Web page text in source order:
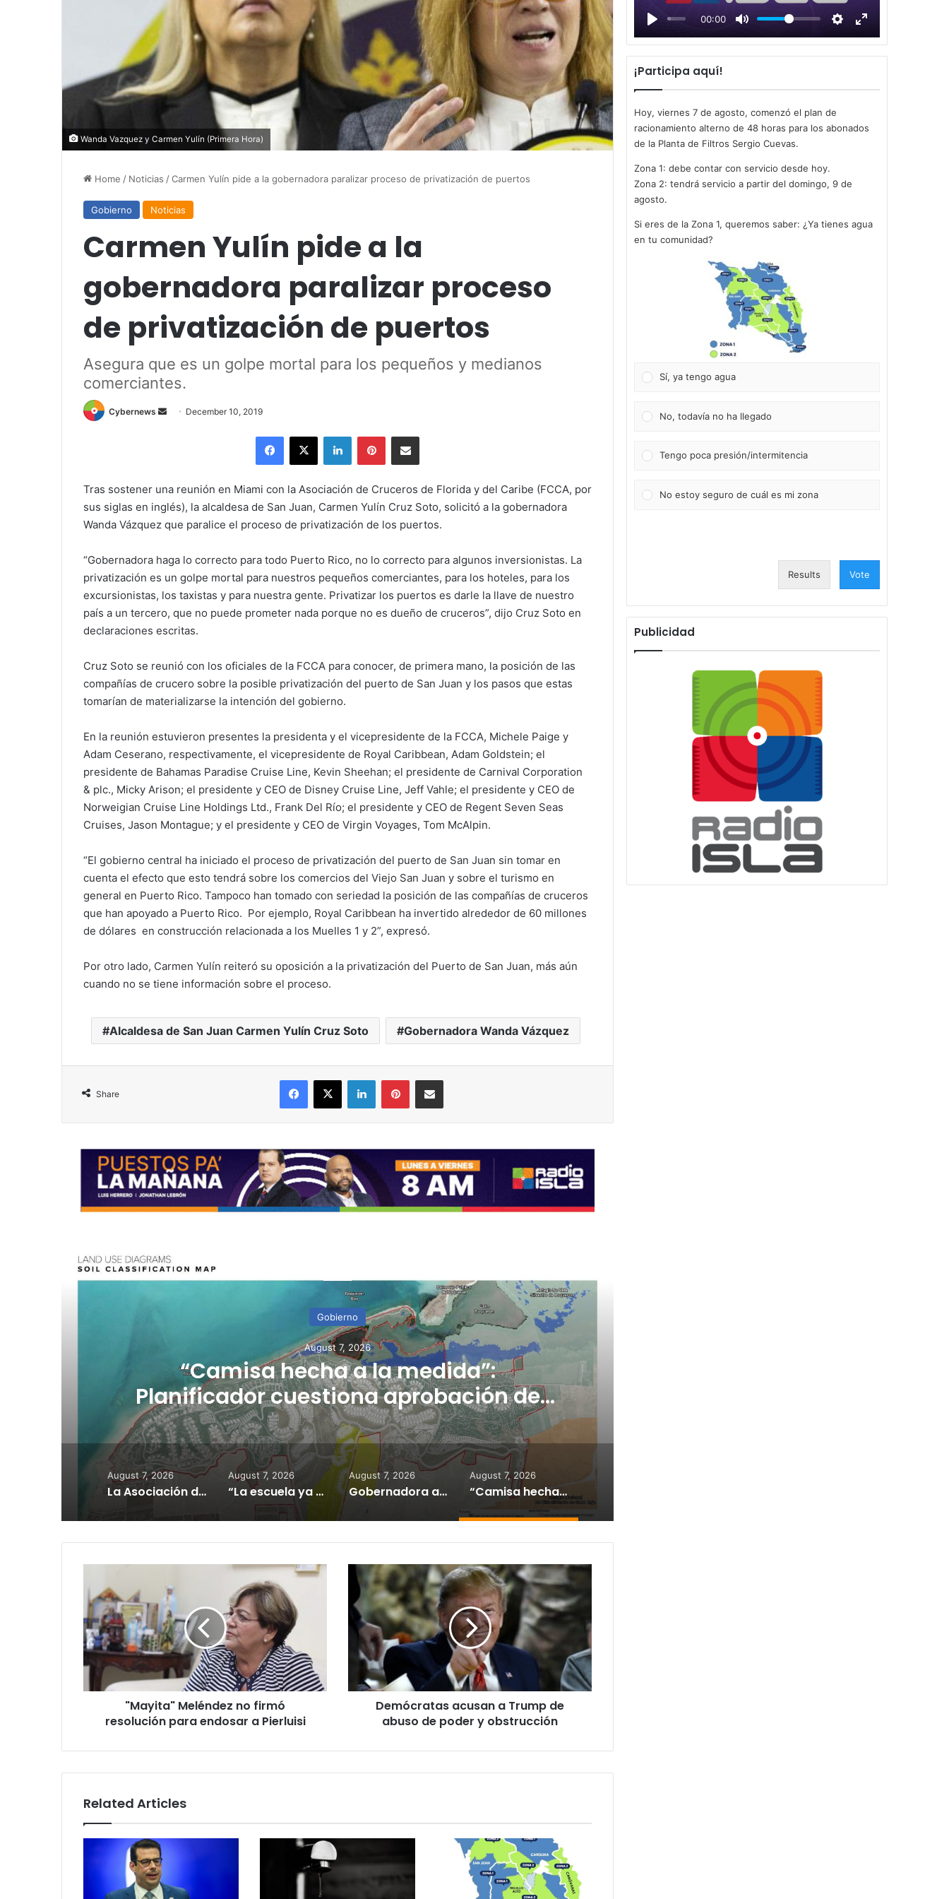
Wanda Vazquez y Carmen Yulín (Primera Hora)
Home / Noticias /Carmen Yulín pide a la gobernadora paralizar proceso de privatización de puertos
Gobierno Noticias
Carmen Yulín pide a la
gobernadora paralizar proceso
de privatización de puertos
Asegura que es un golpe mortal para los pequeños y medianos
comerciantes.
Cybernews
Send December 10, 2019
Facebook
X LinkedInPinterestShare via Email
Tras sostener una reunión en Miami con la Asociación de Cruceros de Florida y del Caribe (FCCA, por
sus siglas en inglés), la alcaldesa de San Juan, Carmen Yulín Cruz Soto, solicitó a la gobernadora
Wanda Vázquez que paralice el proceso de privatización de los puertos.
“Gobernadora haga lo correcto para todo Puerto Rico, no lo correcto para algunos inversionistas. La
privatización es un golpe mortal para nuestros pequeños comerciantes, para los hoteles, para los
excursionistas, los taxistas y para nuestra gente. Privatizar los puertos es darle la llave de nuestro
país a un tercero, que no puede prometer nada porque no es dueño de cruceros”, dijo Cruz Soto en
declaraciones escritas.
Cruz Soto se reunió con los oficiales de la FCCA para conocer, de primera mano, la posición de las
compañías de crucero sobre la posible privatización del puerto de San Juan y los pasos que estas
tomarían de materializarse la intención del gobierno.
En la reunión estuvieron presentes la presidenta y el vicepresidente de la FCCA, Michele Paige y
Adam Ceserano, respectivamente, el vicepresidente de Royal Caribbean, Adam Goldstein; el
presidente de Bahamas Paradise Cruise Line, Kevin Sheehan; el presidente de Carnival Corporation
& plc., Micky Arison; el presidente y CEO de Disney Cruise Line, Jeff Vahle; el presidente y CEO de
Norweigian Cruise Line Holdings Ltd., Frank Del Río; el presidente y CEO de Regent Seven Seas
Cruises, Jason Montague; y el presidente y CEO de Virgin Voyages, Tom McAlpin.
“El gobierno central ha iniciado el proceso de privatización del puerto de San Juan sin tomar en
cuenta el efecto que esto tendrá sobre los comercios del Viejo San Juan y sobre el turismo en
general en Puerto Rico. Tampoco han tomado con seriedad la posición de las compañías de cruceros
que han apoyado a Puerto Rico. Por ejemplo, Royal Caribbean ha invertido alrededor de 60 millones
de dólares en construcción relacionada a los Muelles 1 y 2”, expresó.
Por otro lado, Carmen Yulín reiteró su oposición a la privatización del Puerto de San Juan, más aún
cuando no se tiene información sobre el proceso.
Alcaldesa de San Juan Carmen Yulín Cruz Soto Gobernadora Wanda Vázquez
Share
Facebook
X LinkedInPinterestShare via Email
Gobierno
August 7, 2026
“Camisa hecha a la medida”:
Planificador cuestiona aprobación de
consulta de ubicación de Esencia
August 7, 2026
La Asociación de Hospitales de Puerto Rico exhorta a los pacientes a continuar sus citas, tratamientos y servicios médicos según programados
August 7, 2026
“La escuela ya no parece tan atractiva”: alertan sobre impacto de la tecnología en los jóvenes
August 7, 2026
Gobernadora activa la Guardia Nacional ante incendio forestal en Cayey
August 7, 2026
“Camisa hecha a la medida”: Planificador cuestiona aprobación de consulta de ubicación de Esencia
Meléndez
no
firmó
resolución
para
endosar
Pierluisi
"Mayita" Meléndez no firmó
resolución para endosar a Pierluisi
Demócratas
acusan
Trump
abuso
poder
y
obstrucciónDemócratas acusan a Trump de
abuso de poder y obstrucción
Related Articles
00:00
l
a
y
¡Participa aquí!
Hoy, viernes 7 de agosto, comenzó el plan de
racionamiento alterno de 48 horas para los abonados
de la Planta de Filtros Sergio Cuevas.
Zona 1: debe contar con servicio desde hoy.
Zona 2: tendrá servicio a partir del domingo, 9 de
agosto.
Si eres de la Zona 1, queremos saber: ¿Ya tienes agua
en tu comunidad?
Sí, ya tengo agua
No, todavía no ha llegado
Tengo poca presión/intermitencia
No estoy seguro de cuál es mi zona
Results Vote
Publicidad